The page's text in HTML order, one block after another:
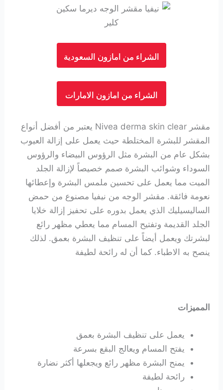
الشراء من امازون السعودية
الشراء من امازون الامارات
مقشر Nivea derma skin clear يعتبر من أفضل أنواع
المقشر للبشرة المختلطة حيث يعمل على إزالة العيوب
بشكل عام من البشرة مثل الرؤوس البيضاء والرؤوس
السوداء وشوائب البشرة صمم خصيصاً لإزالة الجلد
الميت مما يعمل على تحسين ملمس البشرة وإعطائها
نعومة فائقة. مقشر الوجه من نيفيا مصنوع من حمض
الساليسيليك الذي يعمل بدوره على تحفيز إزالة خلايا
الجلد القديمة وتفتيح المسام مما يعطي مظهر رائع
لبشرتك ويعمل أيضاً على تنظيف البشرة بعمق. لذلك
ينصح به الاطباء. كما أن له رائحة لطيفة
المميزات
يعمل على تنظيف البشرة بعمق
يفتح المسام ويعالج البقع بسرعة
يمنح البشرة مظهر رائع ويجعلها أكثر نضارة
رائحة لطيفة